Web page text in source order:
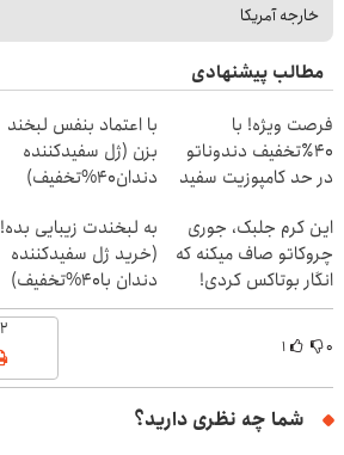
خارجه آمریکا
مطالب پیشنهادی
فرصت ویژه! با
40٪تخفیف دندوناتو
در حد کامپوزیت سفید
با اعتماد بنفس لبخند
بزن (ژل سفیدکننده
دندان40%تخفیف)
این کرم جلبک، جوری
چروکاتو صاف میکنه که
انگار بوتاکس کردی!
(تخفیف ویژه)
به لبخندت زیبایی بده!
(خرید ژل سفیدکننده
دندان با40%تخفیف)
۰ ۱
شما چه نظری دارید؟